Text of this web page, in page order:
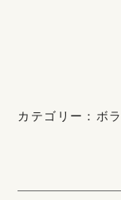
カテゴリー： ボ